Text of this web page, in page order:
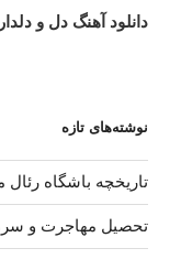
بعدی
دانلود آهنگ دل و
نوشته‌های تازه
تاریخچه باشگاه رئال
تحصیل مهاجرت و